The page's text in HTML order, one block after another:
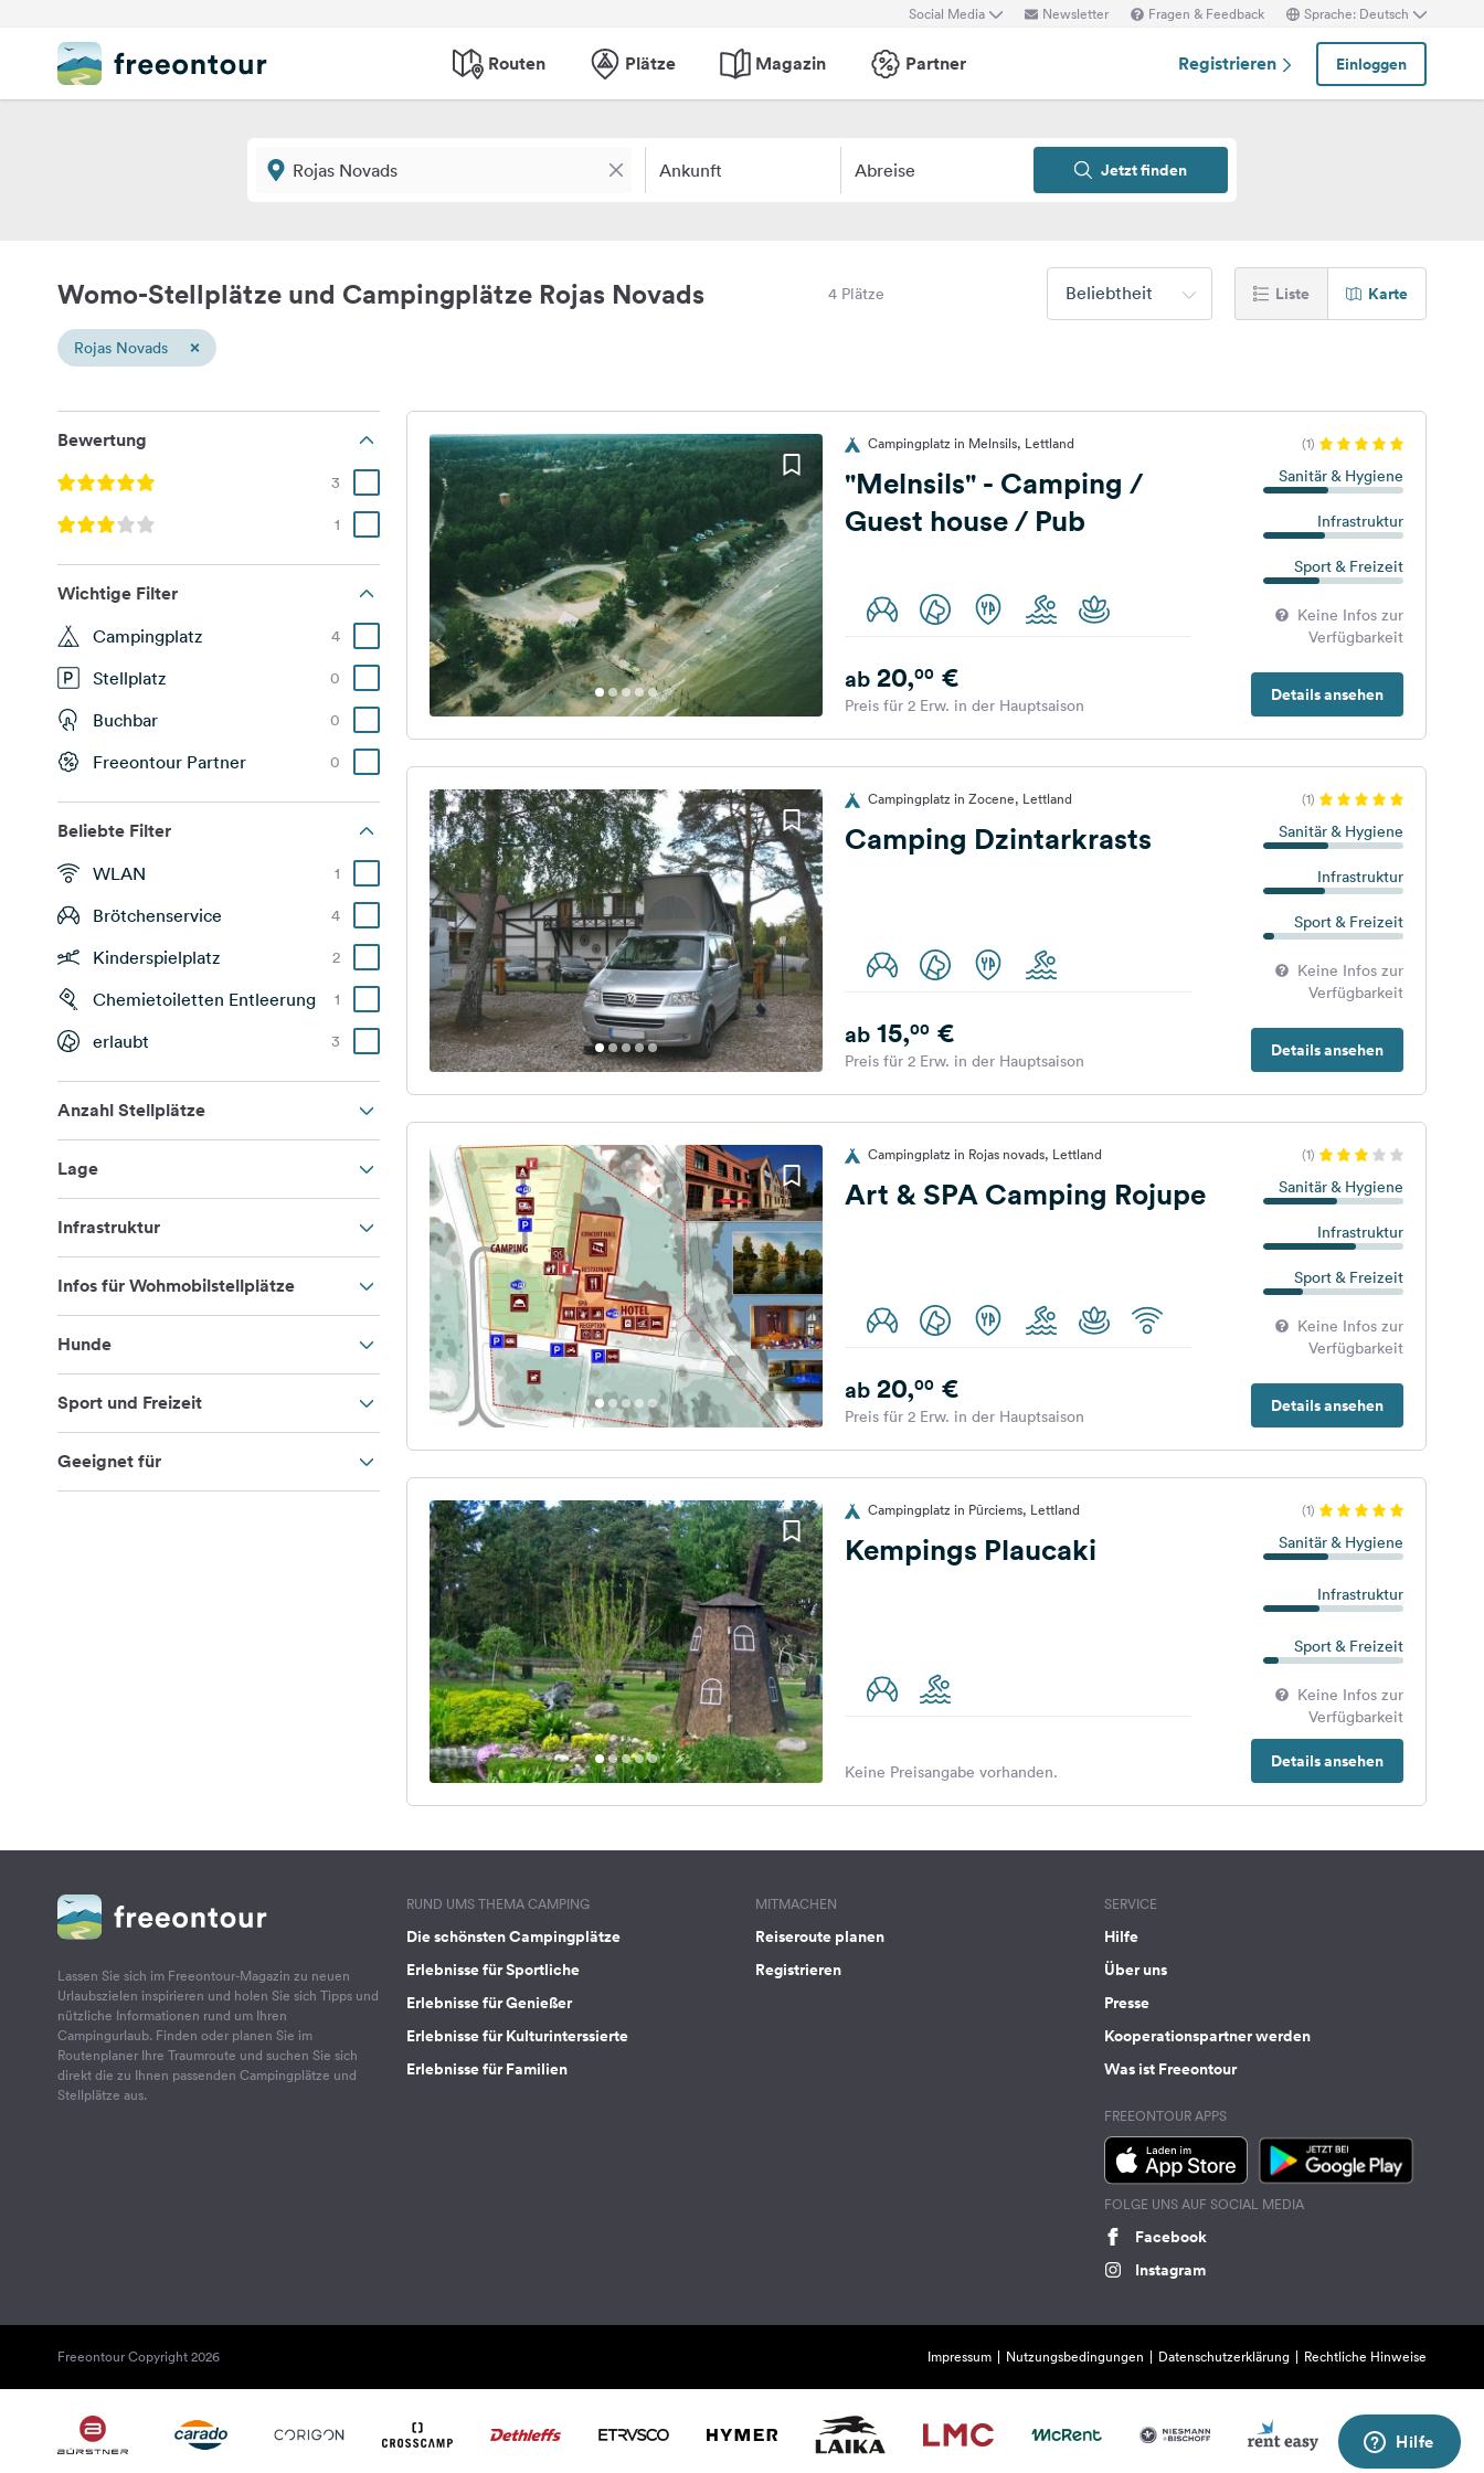
Social Media Newsletter Fragen & Feedback Sprache: Deutsch
Routen Plätze Magazin Partner Registrieren Einloggen
Ankunft Abreise Jetzt finden
Womo-Stellplätze und Campingplätze Rojas Novads 4 Plätze Beliebtheit Liste Karte
Rojas Novads ×
Bewertung
3
1
Wichtige Filter
Campingplatz 4
Stellplatz 0
Buchbar 0
Freeontour Partner 0
Beliebte Filter
WLAN 1
Brötchenservice 4
Kinderspielplatz 2
Chemietoiletten Entleerung 1
erlaubt 3
Anzahl Stellplätze
Lage
Infrastruktur
Infos für Wohmobilstellplätze
Hunde
Sport und Freizeit
Geeignet für
Campingplatz in Melnsils, Lettland (1)
"Melnsils" - Camping /
Guest house / Pub
Sanitär & Hygiene
Infrastruktur
Sport & Freizeit
Keine Infos zur
Verfügbarkeit
Details ansehen
ab20,00€
Preis für 2 Erw. in der Hauptsaison
Campingplatz in Zocene, Lettland (1)
Camping Dzintarkrasts Sanitär & Hygiene
Infrastruktur
Sport & Freizeit
Keine Infos zur
Verfügbarkeit
Details ansehen
ab15,00€
Preis für 2 Erw. in der Hauptsaison
Campingplatz in Rojas novads, Lettland (1)
Art & SPA Camping Rojupe Sanitär & Hygiene
Infrastruktur
Sport & Freizeit
Keine Infos zur
Verfügbarkeit
Details ansehen
ab20,00€
Preis für 2 Erw. in der Hauptsaison
Campingplatz in Pūrciems, Lettland (1)
Kempings Plaucaki Sanitär & Hygiene
Infrastruktur
Sport & Freizeit
Keine Infos zur
Verfügbarkeit
Details ansehen
Keine Preisangabe vorhanden.
Lassen Sie sich im Freeontour-Magazin zu neuen
Urlaubszielen inspirieren und holen Sie sich Tipps und
nützliche Informationen rund um Ihren
Campingurlaub. Finden oder planen Sie im
Routenplaner Ihre Traumroute und suchen Sie sich
direkt die zu Ihnen passenden Campingplätze und
Stellplätze aus.
RUND UMS THEMA CAMPING
Die schönsten Campingplätze
Erlebnisse für Sportliche
Erlebnisse für Genießer
Erlebnisse für Kulturinterssierte
Erlebnisse für Familien
MITMACHEN
Reiseroute planen
Registrieren
SERVICE
Hilfe
Über uns
Presse
Kooperationspartner werden
Was ist Freeontour
FREEONTOUR APPS
FOLGE UNS AUF SOCIAL MEDIA
Facebook
Instagram
Freeontour Copyright 2026 Impressum Nutzungsbedingungen Datenschutzerklärung Rechtliche Hinweise
Hilfe